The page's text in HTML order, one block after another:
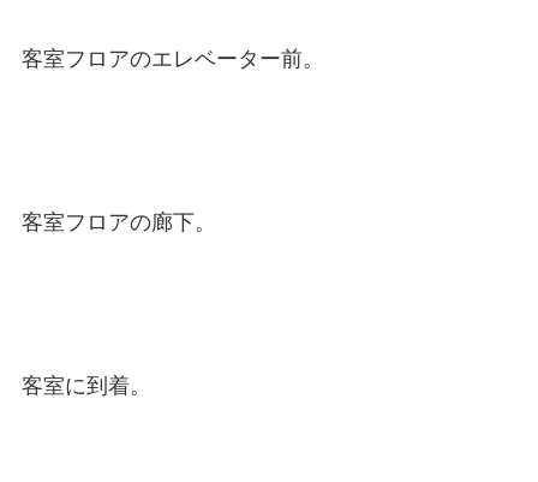
客室フロアのエレベーター前。
客室フロアの廊下。
客室に到着。